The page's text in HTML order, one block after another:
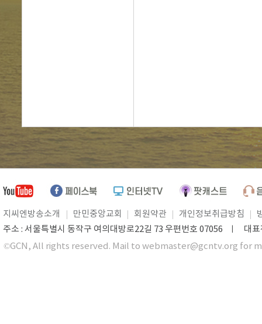
지씨엔방송소개 만민중앙교회 회원약관 개인정보취급방침
주소 : 서울특별시 동작구 여의대방로22길 73 우편번호 07056 ㅣ 대
©GCN, All rights reserved. Mail to webmaster@gcntv.org for